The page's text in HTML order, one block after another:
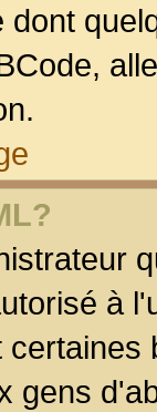
à
gens